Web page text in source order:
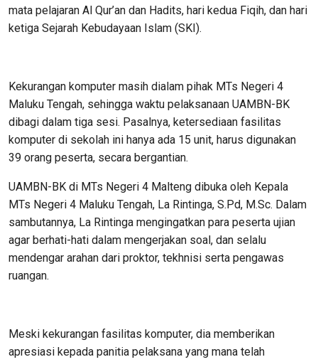
mata pelajaran Al Qur’an dan Hadits, hari kedua Fiqih, dan hari
ketiga Sejarah Kebudayaan Islam (SKI).
Kekurangan komputer masih dialam pihak MTs Negeri 4
Maluku Tengah, sehingga waktu pelaksanaan UAMBN-BK
dibagi dalam tiga sesi. Pasalnya, ketersediaan fasilitas
komputer di sekolah ini hanya ada 15 unit, harus digunakan
39 orang peserta, secara bergantian.
UAMBN-BK di MTs Negeri 4 Malteng dibuka oleh Kepala
MTs Negeri 4 Maluku Tengah, La Rintinga, S.Pd, M.Sc. Dalam
sambutannya, La Rintinga mengingatkan para peserta ujian
agar berhati-hati dalam mengerjakan soal, dan selalu
mendengar arahan dari proktor, tekhnisi serta pengawas
ruangan.
Meski kekurangan fasilitas komputer, dia memberikan
apresiasi kepada panitia pelaksana yang mana telah